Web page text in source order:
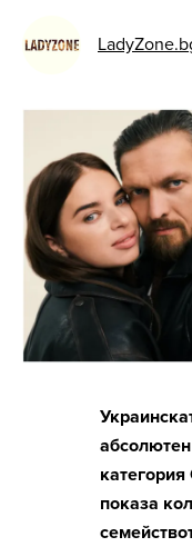
показа